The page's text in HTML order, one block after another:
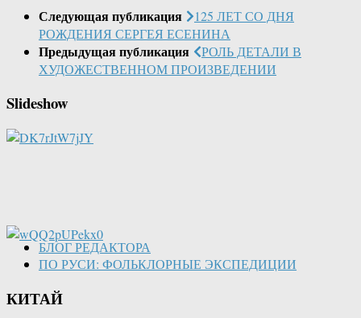
Следующая публикация
125 ЛЕТ СО ДНЯ
РОЖДЕНИЯ СЕРГЕЯ ЕСЕНИНА
Предыдущая публикация
РОЛЬ ДЕТАЛИ В
ХУДОЖЕСТВЕННОМ ПРОИЗВЕДЕНИИ
Slideshow
БЛОГ РЕДАКТОРА
ПО РУСИ: ФОЛЬКЛОРНЫЕ ЭКСПЕДИЦИИ
КИТАЙ